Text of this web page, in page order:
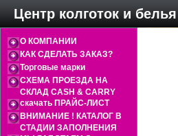
Центр колготок и
О КОМПАНИИ
КАК СДЕЛАТЬ ЗАКАЗ?
Торговые марки
СХЕМА ПРОЕЗДА НА
СКЛАД CASH & CARRY
скачать ПРАЙС-ЛИСТ
ВНИМАНИЕ ! КАТАЛОГ В
СТАДИИ ЗАПОЛНЕНИЯ